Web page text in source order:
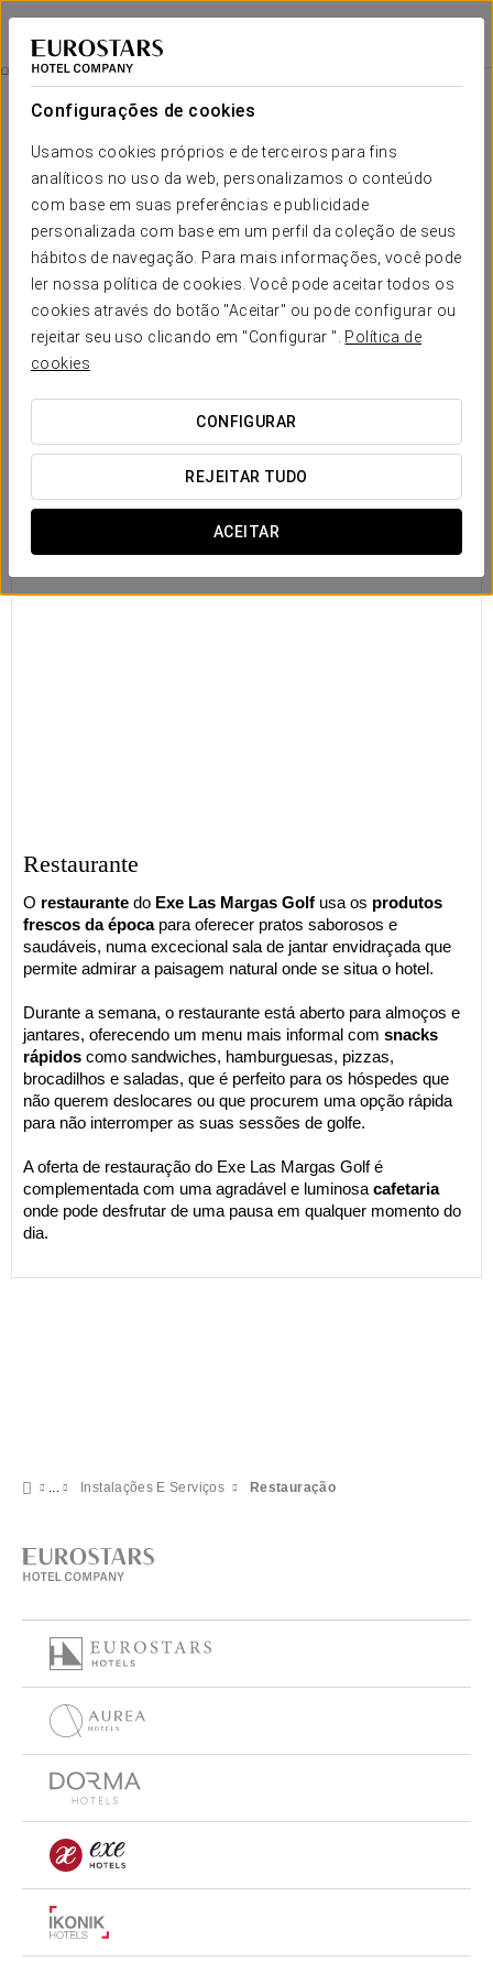
Configurações de cookies
Usamos cookies próprios e de terceiros para fins
analíticos no uso da web, personalizamos o conteúdo
com base em suas preferências e publicidade
personalizada com base em um perfil da coleção de seus
hábitos de navegação. Para mais informações, você pode
ler nossa política de cookies. Você pode aceitar todos os
cookies através do botão "Aceitar" ou pode configurar ou
rejeitar seu uso clicando em "Configurar ". Política de
cookies
CONFIGURAR
REJEITAR TUDO
ACEITAR
Exe Las Margas Golf
HUESCA - LATAS
Restauração
Restaurante
O restaurante do Exe Las Margas Golf usa os produtos
frescos da épocapara oferecer pratos saborosos e
saudáveis, numa excecional sala de jantar envidraçada que
permite admirar a paisagem natural onde se situa o hotel.
Durante a semana, o restaurante está aberto para almoços e
jantares, oferecendo um menu mais informal com snacks
rápidos como sandwiches, hamburguesas, pizzas,
brocadilhos e saladas, que é perfeito para os hóspedes que
não querem deslocares ou que procurem uma opção rápida
para não interromper as suas sessões de golfe.
A oferta de restauração do Exe Las Margas Golf é
complementada com uma agradável e luminosa cafetaria
onde pode desfrutar de uma pausa em qualquer momento do
dia.
Instalações E Serviços Restauração